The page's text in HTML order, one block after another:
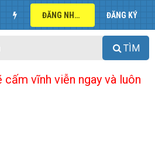
ĐĂNG NHẬP ĐĂNG KÝ
TÌM
vĩnh viễn ngay và luôn